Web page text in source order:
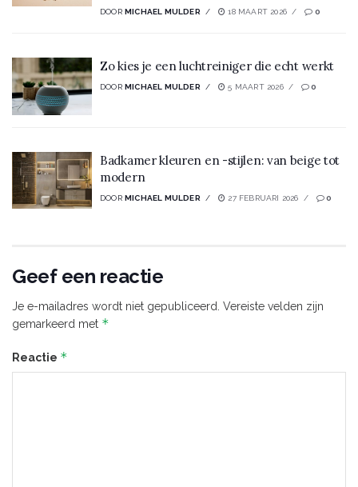
DOOR MICHAEL MULDER 18 MAART 2026 0
Zo kies je een luchtreiniger die echt werkt
DOOR MICHAEL MULDER 5 MAART 2026 0
Badkamer kleuren en -stijlen: van beige tot
modern
DOOR MICHAEL MULDER 27 FEBRUARI 2026 0
Geef een reactie
Je e-mailadres wordt niet gepubliceerd. Vereiste velden zijn
gemarkeerd met *
Reactie *